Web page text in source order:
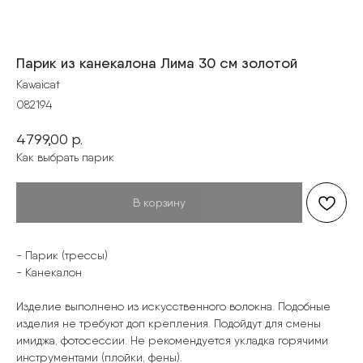
Парик из канекалона Лима 30 см золотой
Kawaicat
082194
4799,00 р.
Как выбрать парик
В корзину
- Парик (трессы)
- Канекалон
Изделие выполнено из искусственного волокна. Подобные
изделия не требуют доп крепления. Подойдут для смены
имиджа, фотосессии. Не рекомендуется укладка горячими
инструментами (плойки, фены).